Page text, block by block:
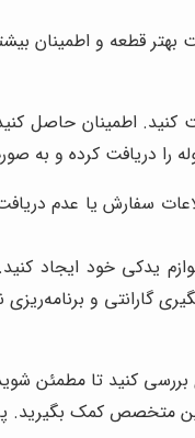
بهتر قطعه و
اطمینان حاصل
دریافت کرده و به
سفارش یا عدم
یدکی خود ایجاد
گارانتی و
کنید تا مطمئن
متخصص کمک بگیرید.